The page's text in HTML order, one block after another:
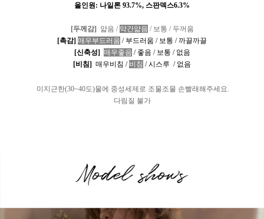
올인원: 나일론 93.7%, 스판덱스6.3%
[두께감] 얇음 / 약간얇음 / 보통 / 두꺼움
[촉감] 매우부드러움 / 부드러움 / 보통 /까끌까끌
[신축성] 매우좋음 / 좋음 / 보통 / 없음
[비침] 매우비침 / 비침 /시스루 / 없음
미지근한(30~40도)물에 중성세제로 조물조물 손빨래해주세요
다림질 불가